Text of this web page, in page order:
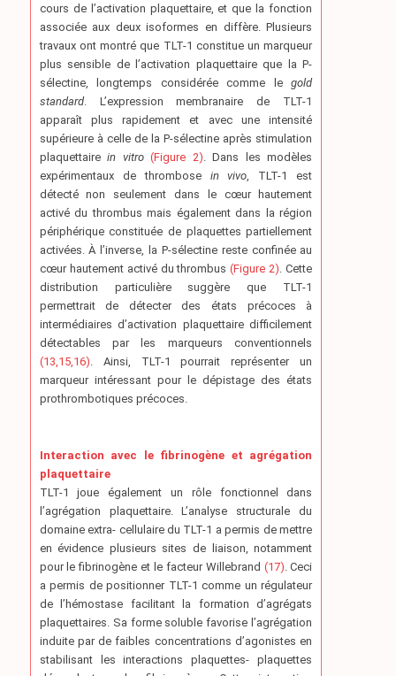
cours de l’activation plaquettaire, et que la fonction
associée aux deux isoformes en diffère. Plusieurs
travaux ont montré que TLT-1 constitue un marqueur
plus sensible de l’activation plaquettaire que la P-
sélectine, longtemps considérée comme legold
standard. L’expression membranaire de TLT-1
apparaît plus rapidement et avec une intensité
supérieure à celle de la P-sélectine après stimulation
plaquettairein vitro (Figure 2) . Dans les modèles
expérimentaux de thrombose in vivo , TLT-1 est
détecté non seulement dans le cœur hautement
activé du thrombus mais également dans la région
périphérique constituée de plaquettes partiellement
activées. À l’inverse, la P-sélectine reste confinée au
cœur hautement activé du thrombus(Figure 2) . Cette
distribution particulière suggère que TLT-1
permettrait de détecter des états précoces à
intermédiaires d’activation plaquettaire difficilement
détectables par les marqueurs conventionnels
(13,15,16) . Ainsi, TLT-1 pourrait représenter un
marqueur intéressant pour le dépistage des états
prothrombotiques précoces.
Interaction avec le fibrinogène et agrégation
plaquettaire
TLT-1 joue également un rôle fonctionnel dans
l’agrégation plaquettaire. L’analyse structurale du
domaine extra- cellulaire du TLT-1 a permis de mettre
en évidence plusieurs sites de liaison, notamment
pour le fibrinogène et le facteur Willebrand (17) . Ceci
a permis de positionner TLT-1 comme un régulateur
de l’hémostase facilitant la formation d’agrégats
plaquettaires. Sa forme soluble favorise l’agrégation
induite par de faibles concentrations d’agonistes en
stabilisant les interactions plaquettes- plaquettes